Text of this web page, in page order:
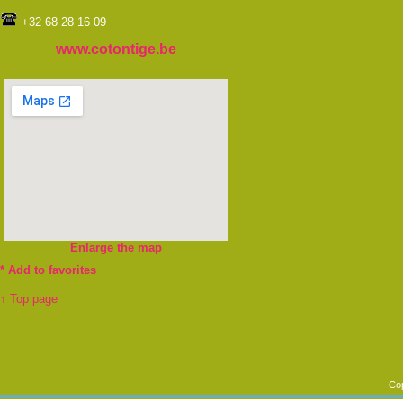
+32 68 28 16 09
www.cotontige.be
Enlarge the map
* Add to favorites
↑ Top page